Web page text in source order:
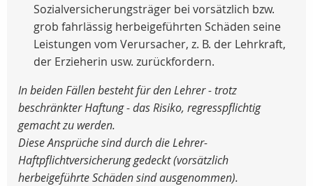
Sozialversicherungsträger bei vorsätzlich bzw.
grob fahrlässig herbeigeführten Schäden seine
Leistungen vom Verursacher, z. B. der Lehrkraft,
der Erzieherin usw. zurückfordern.
In beiden Fällen besteht für den Lehrer - trotz
beschränkter Haftung - das Risiko, regresspflichtig
gemacht zu werden.
Diese Ansprüche sind durch die Lehrer-
Haftpflichtversicherung gedeckt (vorsätzlich
herbeigeführte Schäden sind ausgenommen).